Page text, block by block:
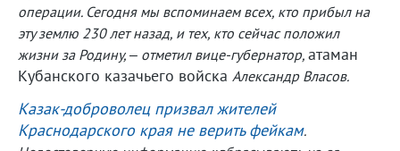
операции. Сегодня мы вспоминаем всех, кто прибыл на
эту землю 230 лет назад, и тех, кто сейчас положил
жизни за Родину, – отметил вице-губернатор, атаман
Кубанского казачьего войска Александр Власов.
Казак-доброволец призвал жителей
Краснодарского края не верить фейкам.